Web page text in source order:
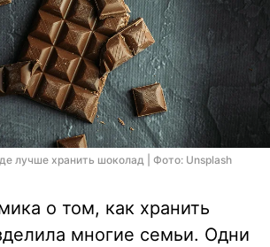
лучше хранить шоколад | Фото: Unsplash
о том, как хранить
многие семьи. Одни